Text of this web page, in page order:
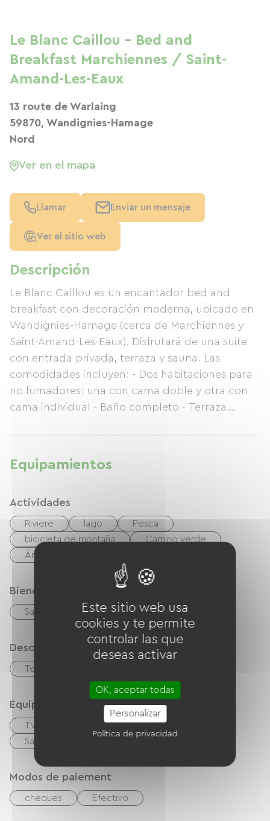
Descripción
Le Blanc Caillou es un encantador bed and
breakfast con decoración moderna, ubicado en
Wandignies-Hamage (cerca de Marchiennes y
Saint-Amand-Les-Eaux). Disfrutará de una suite
con entrada privada, terraza y sauna. Las
comodidades incluyen: - Dos habitaciones para
no fumadores: una con cama doble y otra con
cama individual - Baño completo - Terraza
+33 9 82 51 97 12 Más información: nuestra
página web: http://www.leblanccaillou.com
Equipamientos
Actividades
Riviere lago
Pesca
bicicleta de montaña
Camino verde
Área de juegos
Bienestar
Sauna
Descripción
Terraza
Equipos
TV
Cable / Satélite
Salón de jardín
Secador de pelo
Modos de paiement
cheques Efectivo
Le Blanc Caillou - Bed and
Breakfast Marchiennes / Saint-
Amand-Les-Eaux
13 route de Warlaing
59870, Wandignies-Hamage
Nord
Ver en el mapa
Llamar Enviar un mensaje
Ver el sitio web
Este sitio web usa
cookies y te permite
controlar las que
deseas activar
OK, aceptar todas
Personalizar
Política de privacidad